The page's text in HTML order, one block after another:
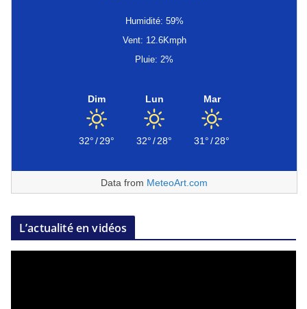
Humidité: 59%
Vent: 12.6Kmph
Pluie: 2%
Dim
32°/29°
Lun
32°/28°
Mar
31°/28°
Data from MeteoArt.com
L’actualité en vidéos